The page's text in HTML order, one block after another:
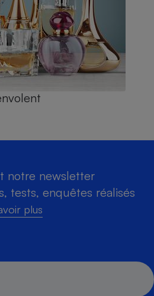
notre newsletter
tests, enquêtes réalisés
plus